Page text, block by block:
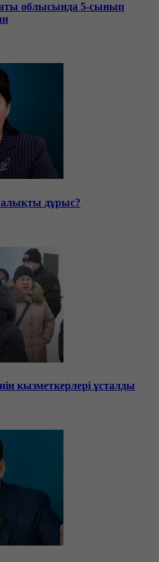
облысында 5-сынып
дұрыс?
қызметкерлері ұсталды